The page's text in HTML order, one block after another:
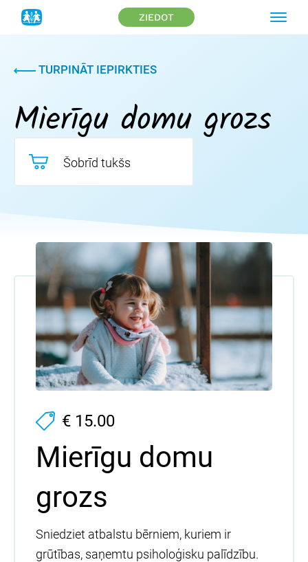
ZIEDOT
TURPINĀT IEPIRKTIES
Mierīgu domu grozs
Šobrīd tukšs
€ 15.00
Mierīgu domu
grozs
Sniedziet atbalstu bērniem, kuriem ir
grūtības, saņemtu psiholoģisku palīdzību.